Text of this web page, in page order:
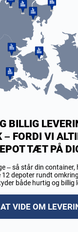
BILLIG
– FORDI VI
TÆT PÅ
– så står din container,
12 depoter rundt
både hurtig og billig
VIDE OM